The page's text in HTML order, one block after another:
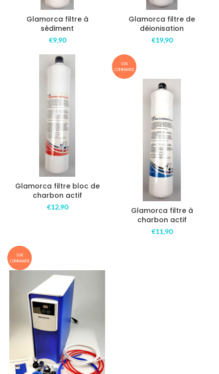
Glamorca filtre à
sédiment
€9,90
Glamorca filtre de
déionisation
€19,90
Glamorca filtre bloc de
charbon actif
€12,90
SUR
COMMANDE
Glamorca filtre à
charbon actif
€11,90
SUR
COMMANDE